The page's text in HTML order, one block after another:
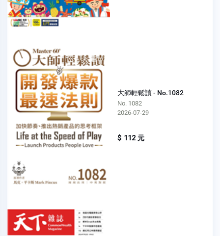
大師輕鬆讀 - No.1082
No. 1082
2026-07-29
$ 112 元